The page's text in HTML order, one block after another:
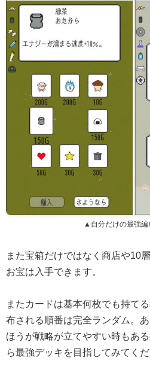
▲自分だけの最強編
また宝箱だけではなく商店や10
お宝は入手できます。
またカードは基本何枚でも持て
布される順番は完全ランダム。
ほうが戦略が立てやすい時もあ
ら最強デッキを目指してみてくだ